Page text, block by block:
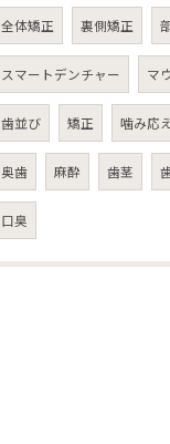
全体矯正 裏側矯正
スマートデンチャー マ
歯並び 矯正 噛み応え
奥歯 麻酔 歯茎
口臭